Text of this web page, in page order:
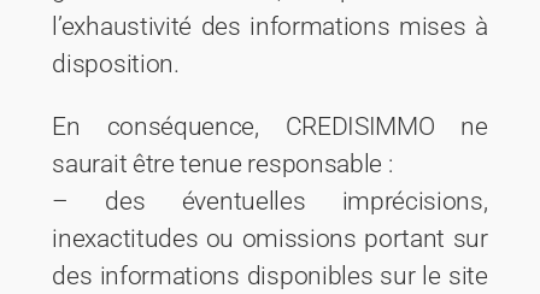
l’exhaustivité des informations mises à
disposition.
En conséquence, CREDISIMMO ne
saurait être tenue responsable :
– des éventuelles imprécisions,
inexactitudes ou omissions portant sur
des informations disponibles sur le site